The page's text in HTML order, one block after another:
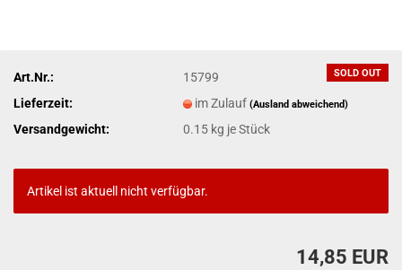
SOLD OUT
Art.Nr.:
15799
Lieferzeit:
im Zulauf(Ausland abweichend)
Versandgewicht: 0.15 kg je Stück
Artikel ist aktuell nicht verfügbar.
14,85 EUR